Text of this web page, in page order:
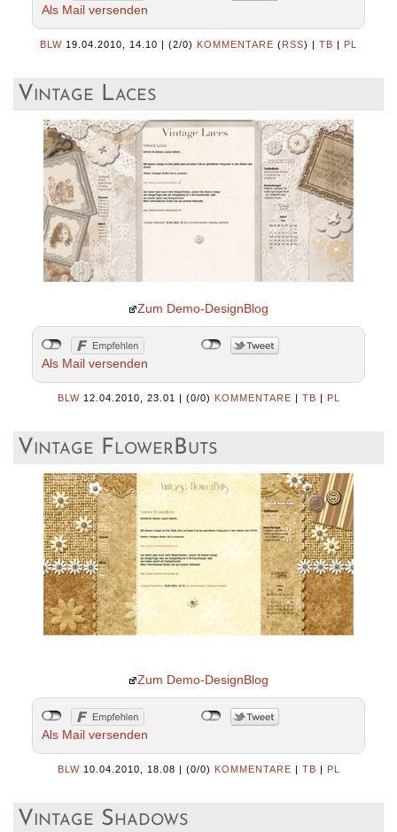
Als Mail versenden
BLW 19.04.2010, 14.10 | (2/0) KOMMENTARE (RSS) | TB | PL
Vintage Laces
Zum Demo-DesignBlog
Als Mail versenden
BLW 12.04.2010, 23.01 | (0/0) KOMMENTARE | TB | PL
Vintage FlowerButs
Zum Demo-DesignBlog
Als Mail versenden
BLW 10.04.2010, 18.08 | (0/0) KOMMENTARE | TB | PL
Vintage Shadows